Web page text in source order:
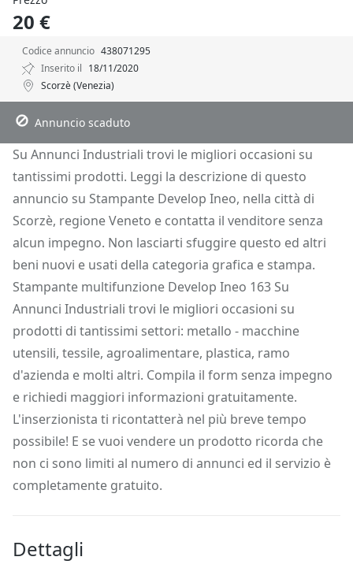
20 €
Codice annuncio 438071295
Inserito il 18/11/2020
Scorzè (Venezia)
Descrizione
Dettagli Posizione Richiedi Info
Annuncio scaduto
Su Annunci Industriali trovi le migliori occasioni su
tantissimi prodotti. Leggi la descrizione di questo
annuncio su Stampante Develop Ineo, nella città di
Scorzè, regione Veneto e contatta il venditore senza
alcun impegno. Non lasciarti sfuggire questo ed altri
beni nuovi e usati della categoria grafica e stampa.
Stampante multifunzione Develop Ineo 163 Su
Annunci Industriali trovi le migliori occasioni su
prodotti di tantissimi settori: metallo - macchine
utensili, tessile, agroalimentare, plastica, ramo
d'azienda e molti altri. Compila il form senza impegno
e richiedi maggiori informazioni gratuitamente.
L'inserzionista ti ricontatterà nel più breve tempo
possibile! E se vuoi vendere un prodotto ricorda che
non ci sono limiti al numero di annunci ed il servizio è
completamente gratuito.
Dettagli